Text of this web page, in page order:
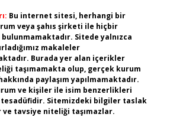
Bu internet sitesi, herhangi bir
veya şahıs şirketi ile hiçbir
bulunmamaktadır. Sitede yalnızca
makaleler
Burada yer alan içerikler
taşımamakta olup, gerçek kurum
paylaşım yapılmamaktadır.
ve kişiler ile isim benzerlikleri
Sitemizdeki bilgiler taslak
tavsiye niteliği taşımazlar.